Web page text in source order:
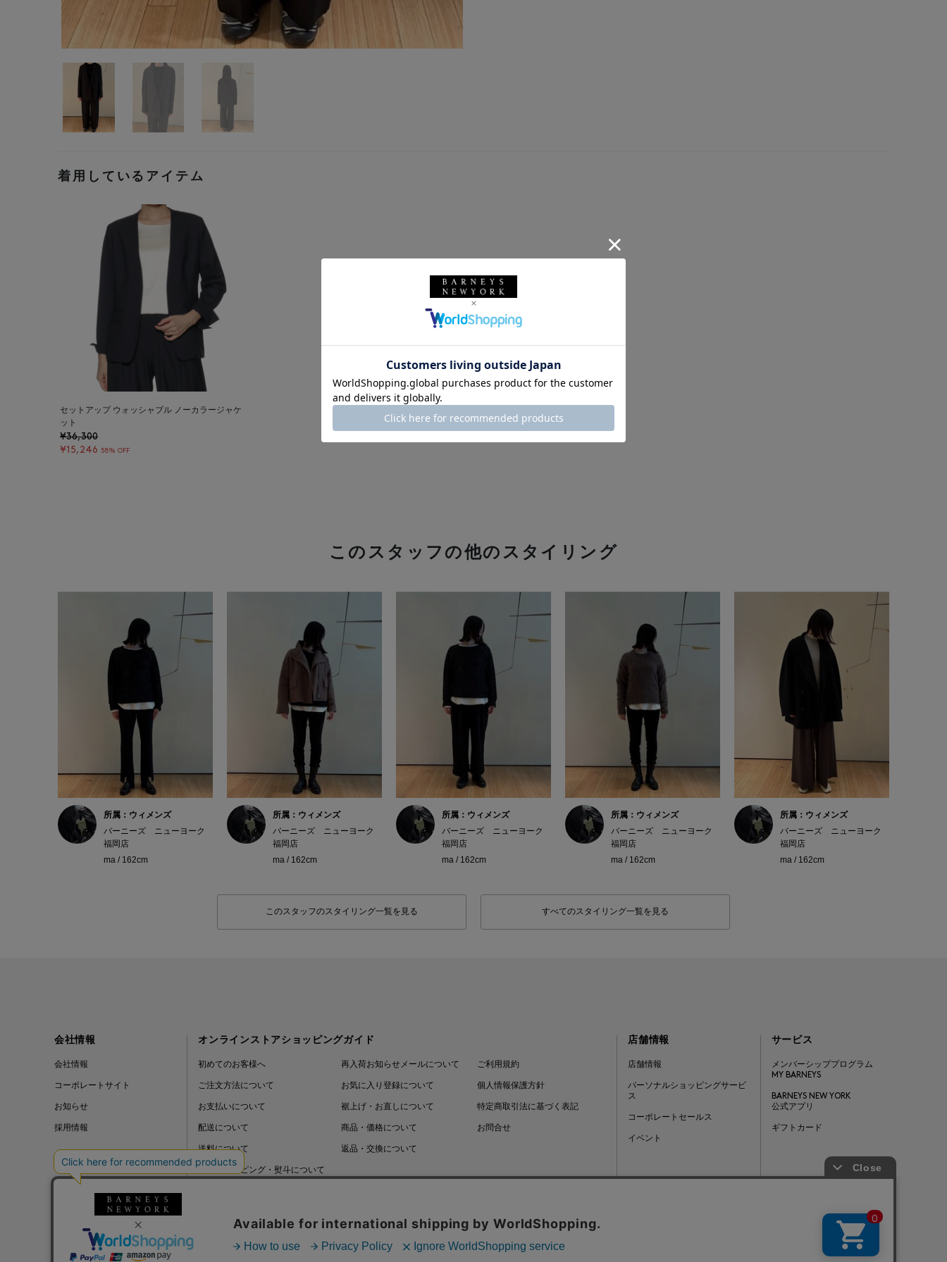
着用しているアイテム
セットアップ ウォッシャブル ノーカラージャケ
ット
¥36,300
¥15,246 58% OFF
このスタッフの他のスタイリング
所属：ウィメンズ
バーニーズ ニューヨーク
福岡店
ma / 162cm
所属：ウィメンズ
バーニーズ ニューヨーク
福岡店
ma / 162cm
所属：ウィメンズ
バーニーズ ニューヨーク
福岡店
ma / 162cm
所属：ウィメンズ
バーニーズ ニューヨーク
福岡店
ma / 162cm
所属：ウィメンズ
バーニーズ ニューヨーク
福岡店
ma / 162cm
このスタッフのスタイリング一覧を見る すべてのスタイリング一覧を見る
会社情報
会社情報
コーポレートサイト
お知らせ
採用情報
オンラインストアショッピングガイド
初めてのお客様へ
ご注文方法について
お支払いについて
配送について
送料について
ギフトラッピング・熨斗について
再入荷お知らせメールについて
お気に入り登録について
裾上げ・お直しについて
商品・価格について
返品・交換について
ご利用規約
個人情報保護方針
特定商取引法に基づく表記
お問合せ
店舗情報
店舗情報
パーソナルショッピングサービ
ス
コーポレートセールス
イベント
サービス
メンバーシッププログラム
MY BARNEYS
BARNEYS NEW YORK
公式アプリ
ギフトカード